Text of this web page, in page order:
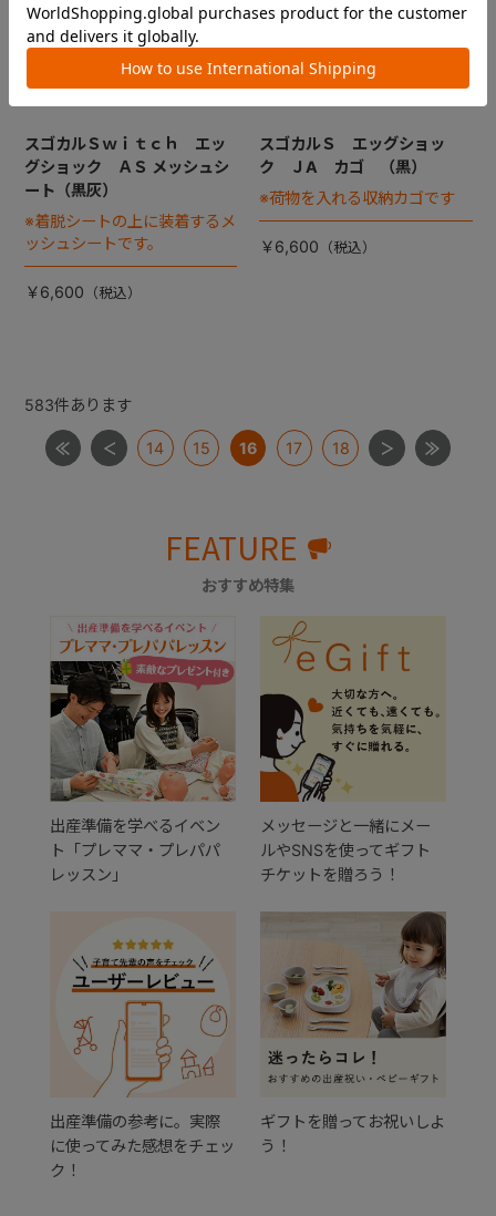
スゴカルＳｗｉｔｃｈ エッ
グショック ＡＳ メッシュシ
ート（黒灰）
※着脱シートの上に装着するメ
ッシュシートです。
￥6,600
スゴカルＳ エッグショッ
ク ＪA カゴ （黒）
※荷物を入れる収納カゴです
￥6,600
583件あります
14 15 16 17 18
FEATURE
おすすめ特集
出産準備を学べるイベン
ト「プレママ・プレパパ
レッスン」
メッセージと一緒にメー
ルやSNSを使ってギフト
チケットを贈ろう！
出産準備の参考に。実際
に使ってみた感想をチェッ
ク！
ギフトを贈ってお祝いしよ
う！